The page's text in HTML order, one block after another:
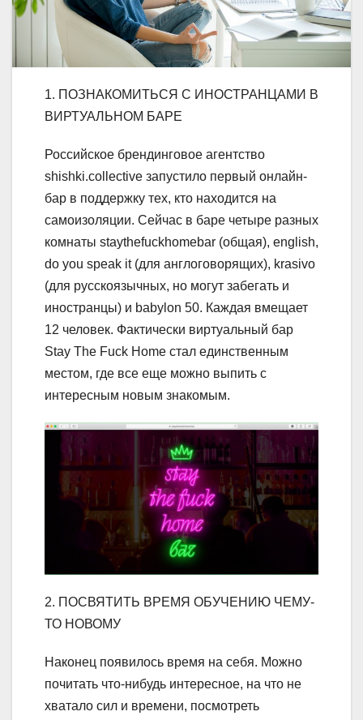
1. ПОЗНАКОМИТЬСЯ С ИНОСТРАНЦАМИ В
ВИРТУАЛЬНОМ БАРЕ
Российское брендинговое агентство
shishki.collective запустило первый онлайн-
бар в поддержку тех, кто находится на
самоизоляции. Сейчас в баре четыре разных
комнаты staythefuckhomebar (общая), english,
do you speak it (для англоговорящих), krasivo
(для русскоязычных, но могут забегать и
иностранцы) и babylon 50. Каждая вмещает
12 человек. Фактически виртуальный бар
Stay The Fuck Home стал единственным
местом, где все еще можно выпить с
интересным новым знакомым.
2. ПОСВЯТИТЬ ВРЕМЯ ОБУЧЕНИЮ ЧЕМУ-
ТО НОВОМУ
Наконец появилось время на себя. Можно
почитать что-нибудь интересное, на что не
хватало сил и времени, посмотреть